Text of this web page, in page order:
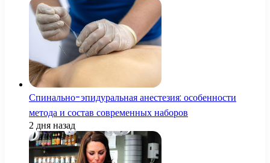
Спинально-эпидуральная анестезия: особенности
метода и состав современных наборов
2 дня назад